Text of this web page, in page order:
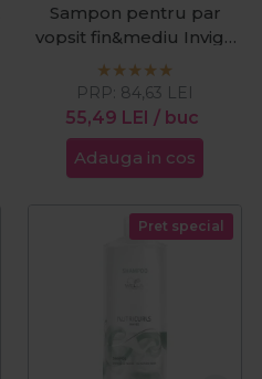
Sampon pentru par
vopsit fin&mediu Invigo
Color Brilliance
Fine/Medium 300ml
55,49 LEI / buc
PRP: 84,63 LEI
Adauga in cos
Pret special